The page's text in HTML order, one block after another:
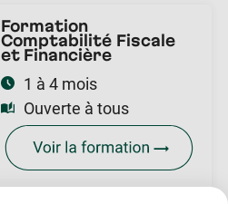
Formation
Comptabilité Fiscale
et Financière
1 à 4 mois
Ouverte à tous